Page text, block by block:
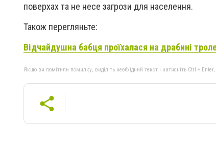
поверхах та не несе загрози для населення.
Також перегляньте:
Відчайдушна бабця проїхалася на драбині
Якщо ви помітили помилку, виділіть необхідний текст і натисніть Ctrl +